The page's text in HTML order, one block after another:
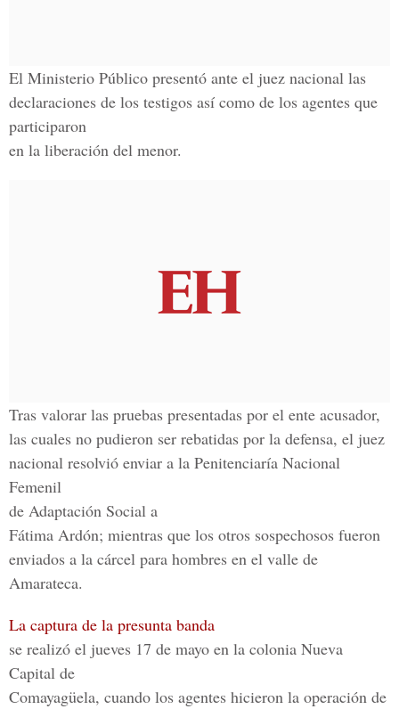
El Ministerio Público presentó ante el juez nacional las
declaraciones de los testigos así como de los agentes que
participaron
en la liberación del menor.
Tras valorar las pruebas presentadas por el ente acusador,
las cuales no pudieron ser rebatidas por la defensa, el juez
nacional resolvió enviar a la Penitenciaría Nacional
Femenil
de Adaptación Social a
Fátima Ardón; mientras que los otros sospechosos fueron
enviados a la cárcel para hombres en el valle de
Amarateca.
La captura de la presunta banda
se realizó el jueves 17 de mayo en la colonia Nueva
Capital de
Comayagüela, cuando los agentes hicieron la operación de